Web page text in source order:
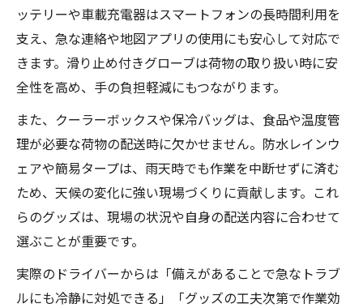
ッテリーや車載充電器はスマートフォンの長時間利用を
支え、急な連絡や地図アプリの使用にも安心して対応で
きます。滑り止め付きグローブは荷物の取り扱い時に安
全性を高め、手の負担軽減にもつながります。
また、クーラーボックスや保冷バッグは、食品や温度管
理が必要な荷物の配送時に欠かせません。防水レインウ
ェアや簡易タープは、雨天時でも作業を中断せずに済む
ため、天候の変化に強い現場づくりに貢献します。これ
らのグッズは、現場の状況や自身の配送内容に合わせて
選ぶことが重要です。
実際のドライバーからは「備えがあることで急なトラブ
ルにも冷静に対処できる」「グッズの工夫次第で作業効